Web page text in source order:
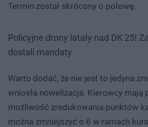
Termin został skrócony o połowę.
Policyjne drony latały nad DK 25!
dostali mandaty
Warto dodać, że nie jest to jedyna
wniosła nowelizacja. Kierowcy mają
możliwość zredukowania punktów
można zmniejszyć o 6 w ramach